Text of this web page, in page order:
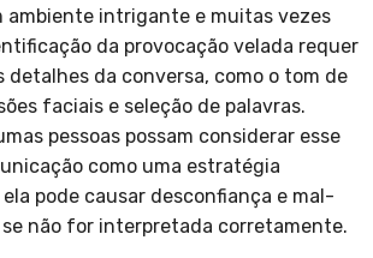
ambiente intrigante e muitas vezes
da provocação velada requer
detalhes da conversa, como o tom de
faciais e seleção de palavras.
pessoas possam considerar esse
como uma estratégia
pode causar desconfiança e mal-
não for interpretada corretamente.